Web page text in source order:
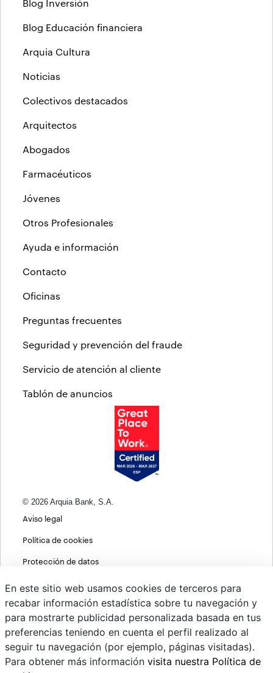
Blog Inversión
Blog Educación financiera
Arquia Cultura
Noticias
Colectivos destacados
Arquitectos
Abogados
Farmacéuticos
Jóvenes
Otros Profesionales
Ayuda e información
Contacto
Oficinas
Preguntas frecuentes
Seguridad y prevención del fraude
Servicio de atención al cliente
Tablón de anuncios
© 2026 Arquia Bank, S.A.
Aviso legal
Política de cookies
Protección de datos
Política de privacidad web
MIFID
PSD2
Cambio de divisas
En este sitio web usamos cookies de terceros para
recabar información estadística sobre tu navegación y
para mostrarte publicidad personalizada basada en tus
preferencias teniendo en cuenta el perfil realizado al
seguir tu navegación (por ejemplo, páginas visitadas).
Para obtener más información visita nuestra Política de